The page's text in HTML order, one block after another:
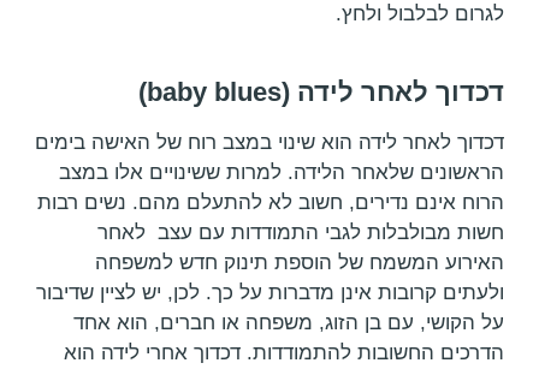
לגרום לבלבול ולחץ.
דכדוך לאחר לידה (baby blues )
דכדוך לאחר לידה הוא שינוי במצב רוח של האישה בימים
הראשונים שלאחר הלידה. למרות ששינויים אלו במצב
הרוח אינם נדירים, חשוב לא להתעלם מהם. נשים רבות
חשות מבולבלות לגבי התמודדות עם עצב לאחר
האירוע המשמח של הוספת תינוק חדש למשפחה
ולעתים קרובות אינן מדברות על כך. לכן, יש לציין שדיבור
על הקושי, עם בן הזוג, משפחה או חברים, הוא אחד
הדרכים החשובות להתמודדות. דכדוך אחרי לידה הוא